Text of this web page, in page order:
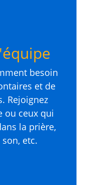
besoin
et de
Rejoignez
ou ceux qui
la prière,
etc.